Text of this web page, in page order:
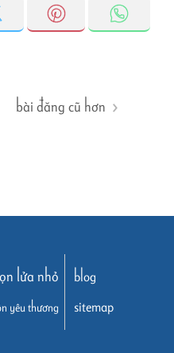
bài đăng cũ hơn
lửa nhỏ
yêu thương
blog
sitemap